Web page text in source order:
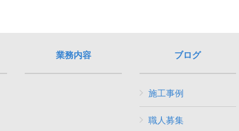
業務内容 ブログ
施工事例
職人募集